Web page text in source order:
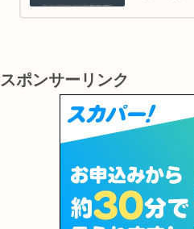
理解し、楽
スポンサーリンク